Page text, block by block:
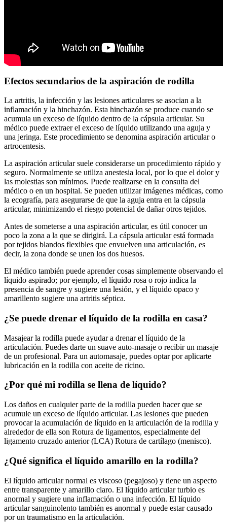
Efectos secundarios de la aspiración de rodilla
La artritis, la infección y las lesiones articulares se asocian a la
inflamación y la hinchazón. Esta hinchazón se produce cuando se
acumula un exceso de líquido dentro de la cápsula articular. Su
médico puede extraer el exceso de líquido utilizando una aguja y
una jeringa. Este procedimiento se denomina aspiración articular o
artrocentesis.
La aspiración articular suele considerarse un procedimiento rápido y
seguro. Normalmente se utiliza anestesia local, por lo que el dolor y
las molestias son mínimos. Puede realizarse en la consulta del
médico o en un hospital. Se pueden utilizar imágenes médicas, como
la ecografía, para asegurarse de que la aguja entra en la cápsula
articular, minimizando el riesgo potencial de dañar otros tejidos.
Antes de someterse a una aspiración articular, es útil conocer un
poco la zona a la que se dirigirá. La cápsula articular está formada
por tejidos blandos flexibles que envuelven una articulación, es
decir, la zona donde se unen los dos huesos.
El médico también puede aprender cosas simplemente observando el
líquido aspirado; por ejemplo, el líquido rosa o rojo indica la
presencia de sangre y sugiere una lesión, y el líquido opaco y
amarillento sugiere una artritis séptica.
¿Se puede drenar el líquido de la rodilla en casa?
Masajear la rodilla puede ayudar a drenar el líquido de la
articulación. Puedes darte un suave auto-masaje o recibir un masaje
de un profesional. Para un automasaje, puedes optar por aplicarte
lubricación en la rodilla con aceite de ricino.
¿Por qué mi rodilla se llena de líquido?
Los daños en cualquier parte de la rodilla pueden hacer que se
acumule un exceso de líquido articular. Las lesiones que pueden
provocar la acumulación de líquido en la articulación de la rodilla y
alrededor de ella son Rotura de ligamentos, especialmente del
ligamento cruzado anterior (LCA) Rotura de cartílago (menisco).
¿Qué significa el líquido amarillo en la rodilla?
El líquido articular normal es viscoso (pegajoso) y tiene un aspecto
entre transparente y amarillo claro. El líquido articular turbio es
anormal y sugiere una inflamación o una infección. El líquido
articular sanguinolento también es anormal y puede estar causado
por un traumatismo en la articulación.